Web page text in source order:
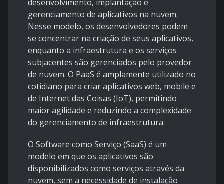
desenvolvimento, implantação e
gerenciamento de aplicativos na nuvem.
Nesse modelo, os desenvolvedores podem
se concentrar na criação de seus aplicativos,
enquanto a infraestrutura e os serviços
subjacentes são gerenciados pelo provedor
de nuvem. O PaaS é amplamente utilizado no
cotidiano para criar aplicativos web, mobile e
de Internet das Coisas (IoT), permitindo
maior agilidade e reduzindo a complexidade
do gerenciamento de infraestrutura.
O Software como Serviço (SaaS) é um
modelo em que os aplicativos são
disponibilizados como serviços através da
nuvem, sem a necessidade de instalação